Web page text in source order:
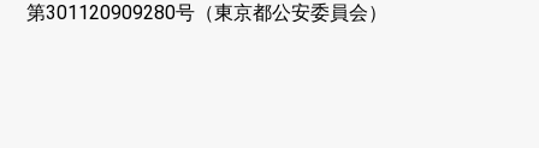
第301120909280号（東京都公安委員会）